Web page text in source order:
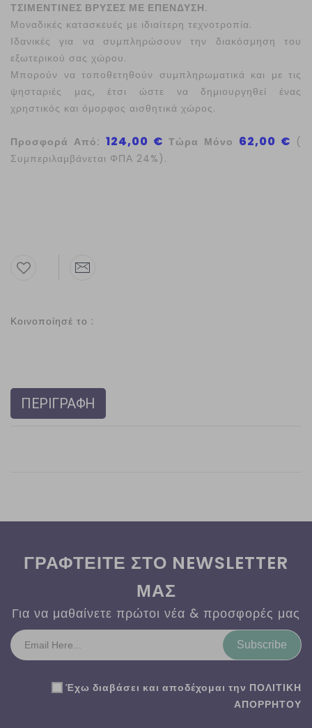
ΤΣΙΜΕΝΤΙΝΕΣ ΒΡΥΣΕΣ ΜΕ ΕΠΕΝΔΥΣΗ.
Μοναδικές κατασκευές με ιδιαίτερη τεχνοτροπία.
Ιδανικές για να συμπληρώσουν την διακόσμηση του
εξωτερικού σας χώρου.
Μπορούν να τοποθετηθούν συμπληρωματικά και με τις
ψησταριές μας, έτσι ώστε να δημιουργηθεί ένας
χρηστικός και όμορφος αισθητικά χώρος.
Προσφορά Από: 124,00 € Τώρα Μόνο 62,00 € (
Συμπεριλαμβάνεται ΦΠΑ 24%).
Κοινοποίησέ το :
ΠΕΡΙΓΡΑΦΗ
ΓΡΑΦΤΕΙΤΕ ΣΤΟ NEWSLETTER
ΜΑΣ
Για να μαθαίνετε πρώτοι νέα & προσφορές μας
Subscribe
Έχω διαβάσει και αποδέχομαι την ΠΟΛΙΤΙΚΗ
ΑΠΟΡΡΗΤΟΥ